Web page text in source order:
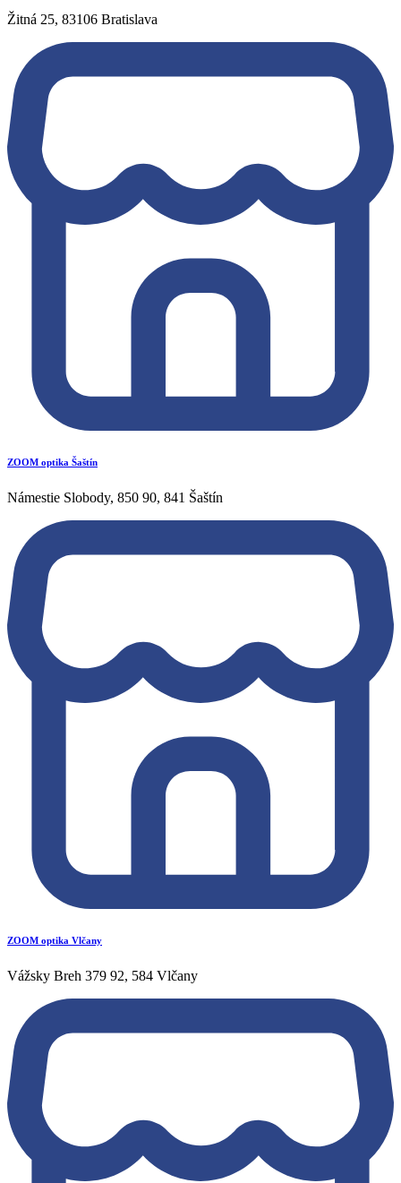
Žitná 25, 83106 Bratislava
ZOOM optika Šaštín
Námestie Slobody, 850 90, 841 Šaštín
ZOOM optika Vlčany
Vážsky Breh 379 92, 584 Vlčany